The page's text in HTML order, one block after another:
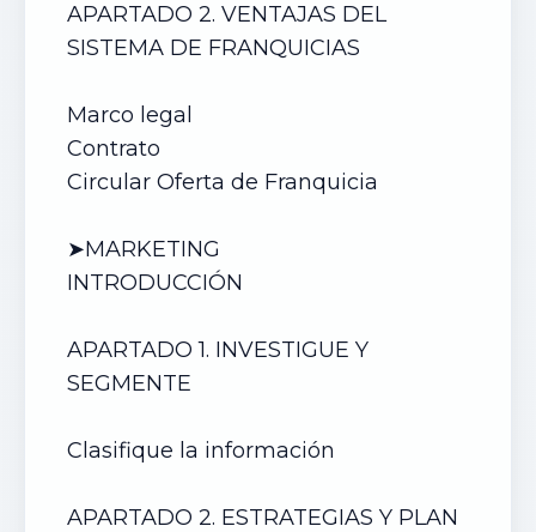
APARTADO 2. VENTAJAS DEL
SISTEMA DE FRANQUICIAS
Marco legal
Contrato
Circular Oferta de Franquicia
➤MARKETING
INTRODUCCIÓN
APARTADO 1. INVESTIGUE Y
SEGMENTE
Clasifique la información
APARTADO 2. ESTRATEGIAS Y PLAN